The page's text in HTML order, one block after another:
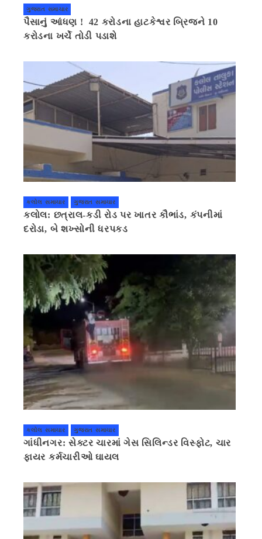
ગુજરાત સમાચાર
પૈસાનું આંધણ ! 42 કરોડના હાટકેશ્વર બ્રિજને 10
કરોડના ખર્ચે તોડી પડાશે
કલોલ સમાચાર ગુજરાત સમાચાર
કલોલ: છત્રાલ-કડી રોડ પર ખાતર કૌભાંડ, કંપનીમાં
દરોડા, બે શખ્સોની ધરપકડ
કલોલ સમાચાર ગુજરાત સમાચાર
ગાંધીનગર: સેક્ટર ચારમાં ગેસ સિલિન્ડર વિસ્ફોટ, ચાર
ફાયર કર્મચારીઓ ઘાયલ